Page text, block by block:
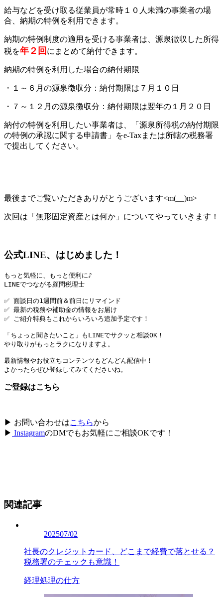
給与などを受け取る従業員が常時１０人未満の事業者の場
合、納期の特例を利用できます。
納期の特例制度の適用を受ける事業者は、源泉徴収した所得
税を年２回 にまとめて納付できます。
納期の特例を利用した場合の納付期限
・１～６月の源泉徴収分：納付期限は７月１０日
・７～１２月の源泉徴収分：納付期限は翌年の１月２０日
納付の特例を利用したい事業者は、「源泉所得税の納付期限
の特例の承認に関する申請書」をe-Taxまたは所轄の税務署
で提出してください。
最後までご覧いただきありがとうございます<m(__)m>
次回は「無形固定資産とは何か」についてやっていきます！
公式LINE、はじめました！
もっと気軽に、もっと便利に♪
LINEでつながる顧問税理士
✅ 面談日の1週間前＆前日にリマインド
✅ 最新の税務や補助金の情報をお届け
✅ ご紹介特典もこれからいろいろ追加予定です！
「ちょっと聞きたいこと」もLINEでサクッと相談OK！
やり取りがもっとラクになりますよ。
最新情報やお役立ちコンテンツもどんどん配信中！
よかったらぜひ登録してみてくださいね。
ご登録はこちら
▶ お問い合わせはこちらから
▶ InstagramのDMでもお気軽にご相談OKです！
関連記事
202507/02
社長のクレジットカード、どこまで経費で落とせる？
税務署のチェックも意識！
経理処理の仕方